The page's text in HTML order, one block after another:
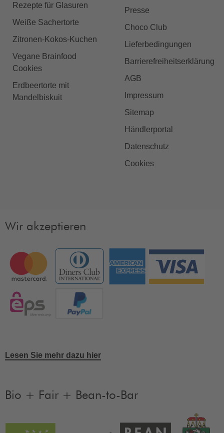
Rezepte für Glasuren
Weiße Sachertorte
Zitronen-Kokos-Kuchen
Vegane Brainfood
Cookies
Erdbeertorte mit
Mandelbiskuit
Presse
Choco Club
Lieferbedingungen
Barrierefreiheitserklärung
AGB
Impressum
Sitemap
Händlerportal
Datenschutz
Cookies
Wir akzeptieren
Lesen Sie mehr dazu hier
Bio + Fair + Bean-to-Bar